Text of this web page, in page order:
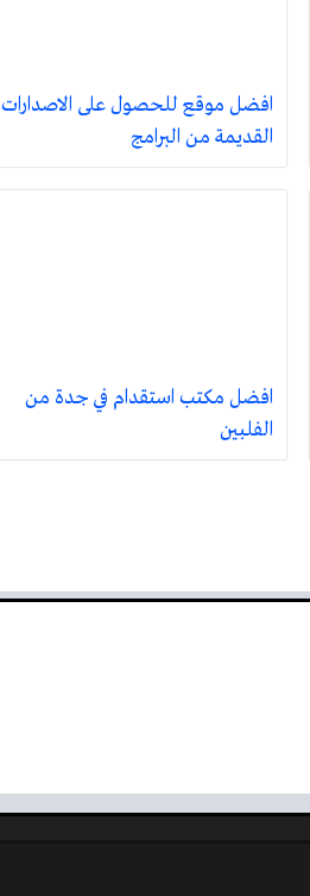
افضل موقع للحصول على الاصدارات
القديمة من البرامج
افضل مكتب استقدام في جدة من
الفلبين